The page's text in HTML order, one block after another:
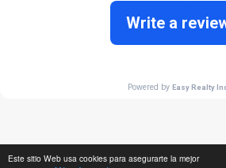
Este sitio Web usa cookies para asegurarte la mejor